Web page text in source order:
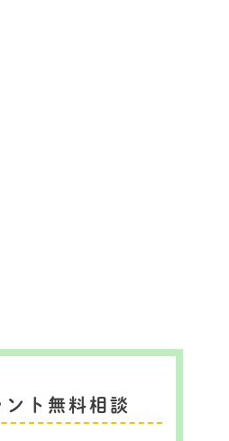
ント無料相談